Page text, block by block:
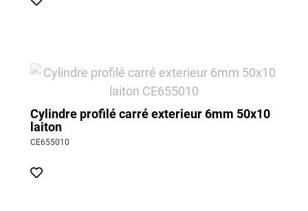
Cylindre profilé carré exterieur 6mm 50x10
laiton
CE655010